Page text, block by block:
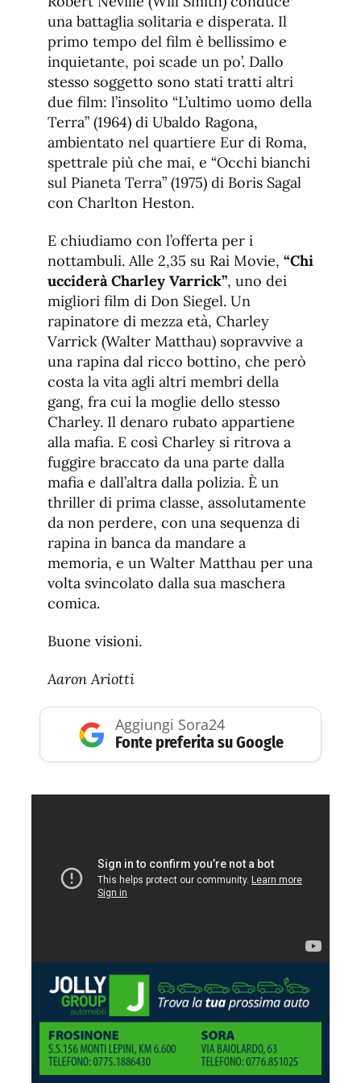
una battaglia solitaria e disperata. Il
primo tempo del film è bellissimo e
inquietante, poi scade un po’. Dallo
stesso soggetto sono stati tratti altri
due film: l’insolito “L’ultimo uomo della
Terra” (1964) di Ubaldo Ragona,
ambientato nel quartiere Eur di Roma,
spettrale più che mai, e “Occhi bianchi
sul Pianeta Terra” (1975) di Boris Sagal
con Charlton Heston.
E chiudiamo con l’offerta per i
nottambuli. Alle 2,35 su Rai Movie, “Chi
ucciderà Charley Varrick”, uno dei
migliori film di Don Siegel. Un
rapinatore di mezza età, Charley
Varrick (Walter Matthau) sopravvive a
una rapina dal ricco bottino, che però
costa la vita agli altri membri della
gang, fra cui la moglie dello stesso
Charley. Il denaro rubato appartiene
alla mafia. E così Charley si ritrova a
fuggire braccato da una parte dalla
mafia e dall’altra dalla polizia. È un
thriller di prima classe, assolutamente
da non perdere, con una sequenza di
rapina in banca da mandare a
memoria, e un Walter Matthau per una
volta svincolato dalla sua maschera
comica.
Buone visioni.
Aaron Ariotti
Aggiungi Sora24
Fonte preferita su Google